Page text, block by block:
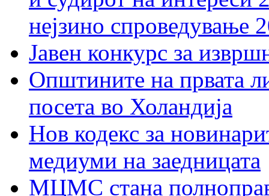
нејзино спроведување
Јавен конкурс за
Општините на првата
посета во Холандија
Нов кодекс за
медиуми на заедницата
МЦМС стана